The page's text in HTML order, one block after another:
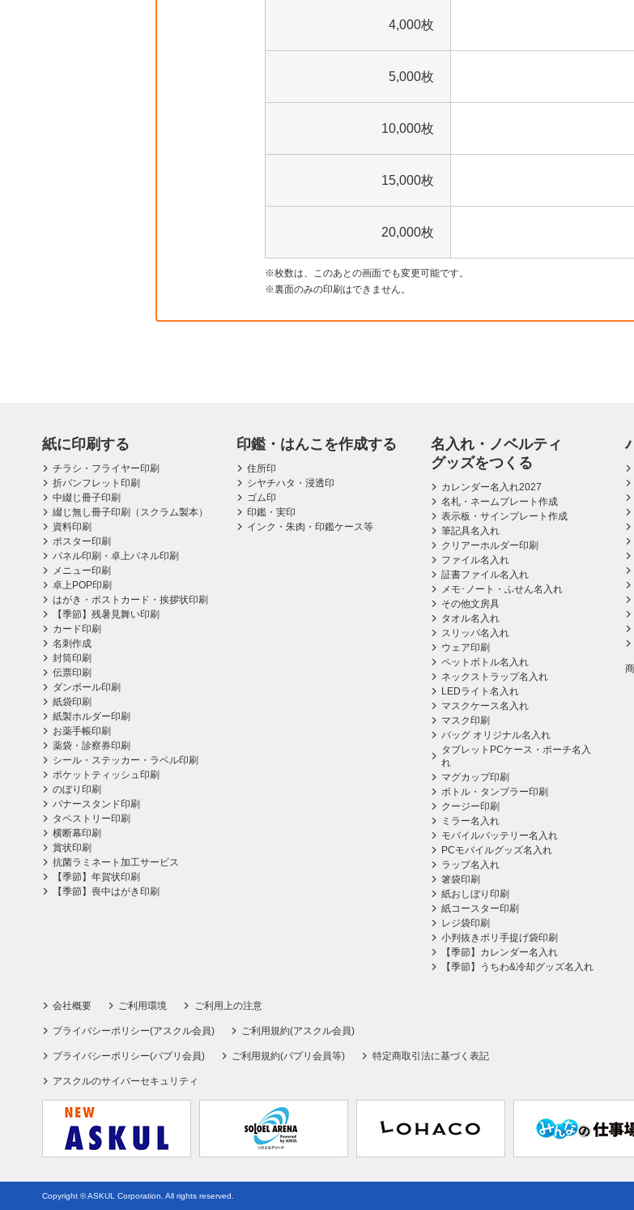
4,000枚
5,000枚
10,000枚
15,000枚
20,000枚
枚数は、このあとの画面でも変更可能です。
裏面のみの印刷はできません。
紙に印刷する
チラシ・フライヤー印刷
折パンフレット印刷
中綴じ冊子印刷
綴じ無し冊子印刷（スクラム製本）
資料印刷
ポスター印刷
パネル印刷・卓上パネル印刷
メニュー印刷
卓上POP印刷
はがき・ポストカード・挨拶状印刷
【季節】残暑見舞い印刷
カード印刷
名刺作成
封筒印刷
伝票印刷
ダンボール印刷
紙袋印刷
紙製ホルダー印刷
お薬手帳印刷
薬袋・診察券印刷
シール・ステッカー・ラベル印刷
ポケットティッシュ印刷
のぼり印刷
バナースタンド印刷
タペストリー印刷
横断幕印刷
賞状印刷
抗菌ラミネート加工サービス
【季節】年賀状印刷
【季節】喪中はがき印刷
印鑑・はんこを作成する
住所印
シヤチハタ・浸透印
ゴム印
印鑑・実印
インク・朱肉・印鑑ケース等
名入れ・ノベルティ
グッズをつくる
カレンダー名入れ2027
名札・ネームプレート作成
表示板・サインプレート作成
筆記具名入れ
クリアーホルダー印刷
ファイル名入れ
証書ファイル名入れ
メモ･ノート・ふせん名入れ
その他文房具
タオル名入れ
スリッパ名入れ
ウェア印刷
ペットボトル名入れ
ネックストラップ名入れ
LEDライト名入れ
マスクケース名入れ
マスク印刷
バッグ オリジナル名入れ
タブレットPCケース・ポーチ名入
れ
マグカップ印刷
ボトル・タンブラー印刷
クージー印刷
ミラー名入れ
モバイルバッテリー名入れ
PCモバイルグッズ名入れ
ラップ名入れ
箸袋印刷
紙おしぼり印刷
紙コースター印刷
レジ袋印刷
小判抜きポリ手提げ袋印刷
【季節】カレンダー名入れ
【季節】うちわ&冷却グッズ名入れ
会社概要 ご利用環境 ご利用上の注意
プライバシーポリシー(アスクル会員) ご利用規約(アスクル会員)
プライバシーポリシー(パプリ会員) ご利用規約(パプリ会員等) 特定商取引法に基づく表記
アスクルのサイバーセキュリティ
Copyright © ASKUL Corporation. All rights reserved.